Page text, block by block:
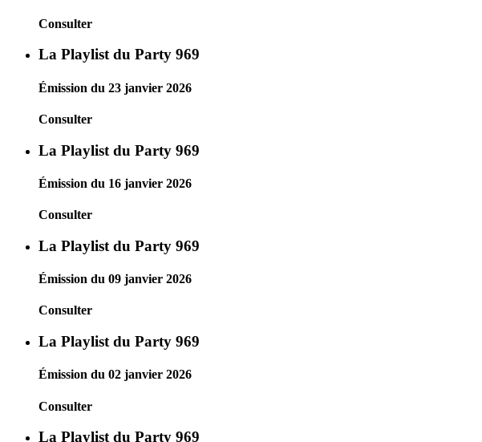
Consulter
La Playlist du Party 969
Émission du 23 janvier 2026
Consulter
La Playlist du Party 969
Émission du 16 janvier 2026
Consulter
La Playlist du Party 969
Émission du 09 janvier 2026
Consulter
La Playlist du Party 969
Émission du 02 janvier 2026
Consulter
La Playlist du Party 969